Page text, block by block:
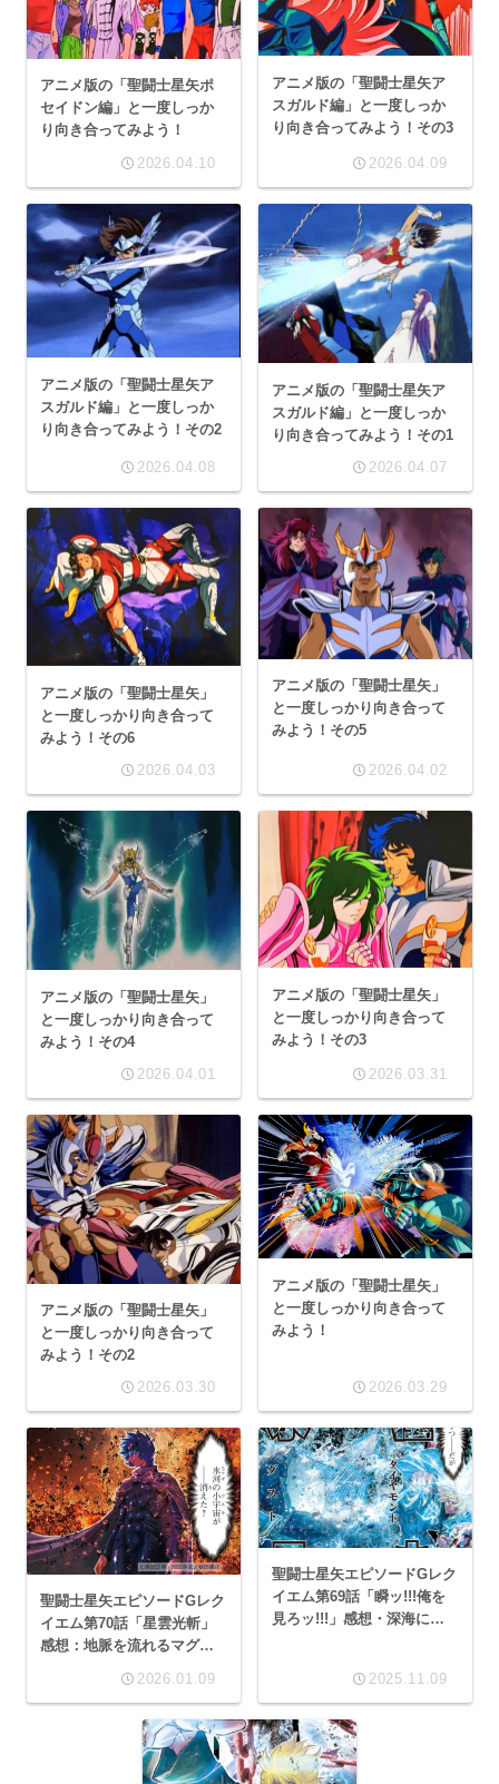
アニメ版の「聖闘士星矢ポ
セイドン編」と一度しっか
り向き合ってみよう！
2026.04.10
アニメ版の「聖闘士星矢ア
スガルド編」と一度しっか
り向き合ってみよう！その3
2026.04.09
アニメ版の「聖闘士星矢ア
スガルド編」と一度しっか
り向き合ってみよう！その2
2026.04.08
アニメ版の「聖闘士星矢ア
スガルド編」と一度しっか
り向き合ってみよう！その1
2026.04.07
アニメ版の「聖闘士星矢」
と一度しっかり向き合って
みよう！その6
2026.04.03
アニメ版の「聖闘士星矢」
と一度しっかり向き合って
みよう！その5
2026.04.02
アニメ版の「聖闘士星矢」
と一度しっかり向き合って
みよう！その4
2026.04.01
アニメ版の「聖闘士星矢」
と一度しっかり向き合って
みよう！その3
2026.03.31
アニメ版の「聖闘士星矢」
と一度しっかり向き合って
みよう！その2
2026.03.30
アニメ版の「聖闘士星矢」
と一度しっかり向き合って
みよう！
2026.03.29
聖闘士星矢エピソードGレク
イエム第70話「星雲光斬」
感想：地脈を流れるマグマ
っぽくもある。
2026.01.09
聖闘士星矢エピソードGレク
イエム第69話「瞬ッ!!!俺を
見ろッ!!!」感想・深海にし
2025.11.09